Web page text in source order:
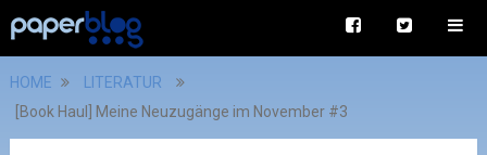
HOME
LITERATUR
[Book Haul] Meine Neuzugänge im November #3